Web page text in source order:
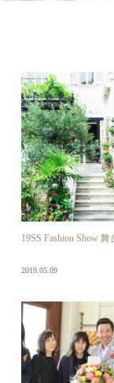
19SS Fashion Show 舞
2019.05.09